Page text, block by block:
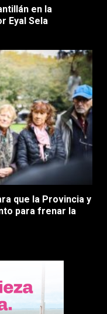
en la
Eyal Sela
que la Provincia y
para frenar la